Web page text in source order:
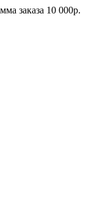
заказа 10 000р.